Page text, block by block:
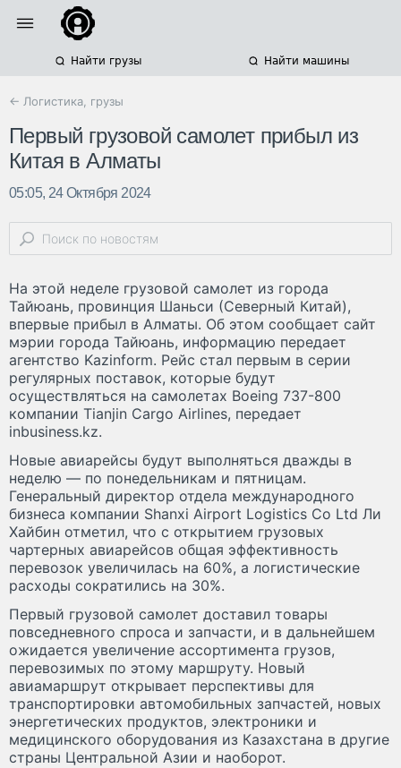
Найти грузы Найти машины
← Логистика, грузы
Первый грузовой самолет прибыл из
Китая в Алматы
05:05, 24 Октября 2024
На этой неделе грузовой самолет из города
Тайюань, провинция Шаньси (Северный Китай),
впервые прибыл в Алматы. Об этом сообщает сайт
мэрии города Тайюань, информацию передает
агентство Kazinform. Рейс стал первым в серии
регулярных поставок, которые будут
осуществляться на самолетах Boeing 737-800
компании Tianjin Cargo Airlines, передает
inbusiness.kz.
Новые авиарейсы будут выполняться дважды в
неделю — по понедельникам и пятницам.
Генеральный директор отдела международного
бизнеса компании Shanxi Airport Logistics Co Ltd Ли
Хайбин отметил, что с открытием грузовых
чартерных авиарейсов общая эффективность
перевозок увеличилась на 60%, а логистические
расходы сократились на 30%.
Первый грузовой самолет доставил товары
повседневного спроса и запчасти, и в дальнейшем
ожидается увеличение ассортимента грузов,
перевозимых по этому маршруту. Новый
авиамаршрут открывает перспективы для
транспортировки автомобильных запчастей, новых
энергетических продуктов, электроники и
медицинского оборудования из Казахстана в другие
страны Центральной Азии и наоборот.